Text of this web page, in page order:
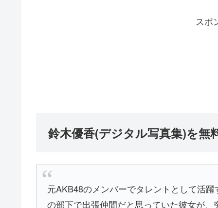
スポ
鈴木優香(デジタル写真集)を無
元AKB48のメンバーでタレントとして活
の部下で出張仲間だと思っていた彼女が